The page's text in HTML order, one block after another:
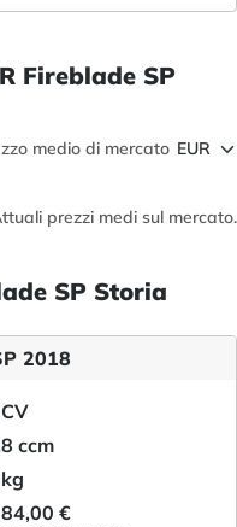
Fireblade SP
medio di mercato
prezzi medi sul mercato.
SP Storia
2018
ccm
€